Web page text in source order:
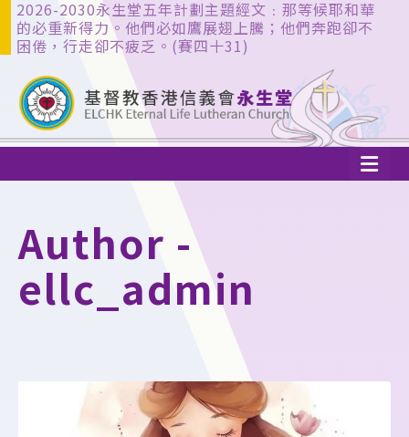
2026-2030永生堂五年計劃主題經文﹕那等候耶和華
的必重新得力。他們必如鷹展翅上騰；他們奔跑卻不
困倦，行走卻不疲乏。(賽四十31)
Author -
ellc_admin